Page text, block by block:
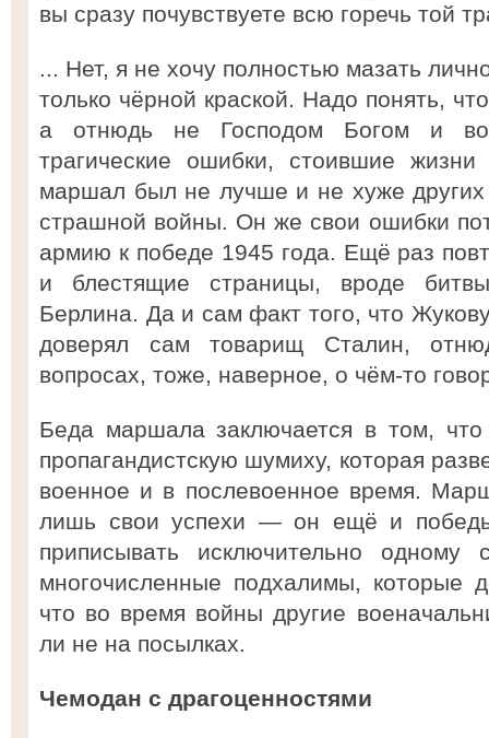
вы сразу почувствуете всю горечь той
... Нет, я не хочу полностью мазать
только чёрной краской. Надо понять,
а отнюдь не Господом Богом и
трагические ошибки, стоившие
маршал был не лучше и не хуже других
страшной войны. Он же свои ошибки
армию к победе 1945 года. Ещё раз
и блестящие страницы, вроде
Берлина. Да и сам факт того, что
доверял сам товарищ Сталин,
вопросах, тоже, наверное, о чём-то
Беда маршала заключается в том,
пропагандистскую шумиху, которая
военное и в послевоенное время.
лишь свои успехи — он ещё и победы
приписывать исключительно одному
многочисленные подхалимы, которые
что во время войны другие
ли не на посылках.
Чемодан с драгоценностями